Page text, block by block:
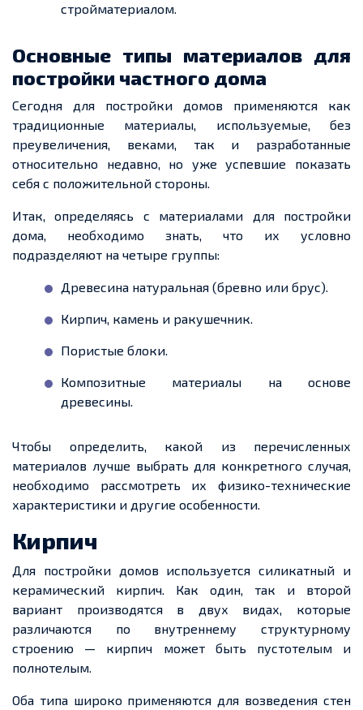
стройматериалом.
Основные типы материалов для
постройки частного дома
Сегодня для постройки домов применяются как
традиционные материалы, используемые, без
преувеличения, веками, так и разработанные
относительно недавно, но уже успевшие показать
себя с положительной стороны.
Итак, определяясь с материалами для постройки
дома, необходимо знать, что их условно
подразделяют на четыре группы:
Древесина натуральная (бревно или брус).
Кирпич, камень и ракушечник.
Пористые блоки.
Композитные материалы на основе
древесины.
Чтобы определить, какой из перечисленных
материалов лучше выбрать для конкретного случая,
необходимо рассмотреть их физико-технические
характеристики и другие особенности.
Кирпич
Для постройки домов используется силикатный и
керамический кирпич. Как один, так и второй
вариант производятся в двух видах, которые
различаются по внутреннему структурному
строению — кирпич может быть пустотелым и
полнотелым.
Оба типа широко применяются для возведения стен